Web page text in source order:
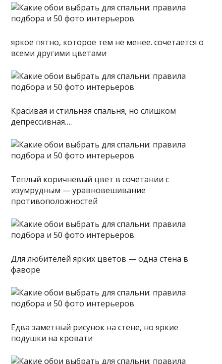
яркое пятно, которое тем не менее. сочетается о
всеми другими цветами
Красивая и стильная спальня, но слишком
депрессивная….
Теплый коричневый цвет в сочетании с
изумрудным — уравновешивание
противоположностей
Для любителей ярких цветов — одна стена в
фаворе
Едва заметный рисунок на стене, но яркие
подушки на кровати